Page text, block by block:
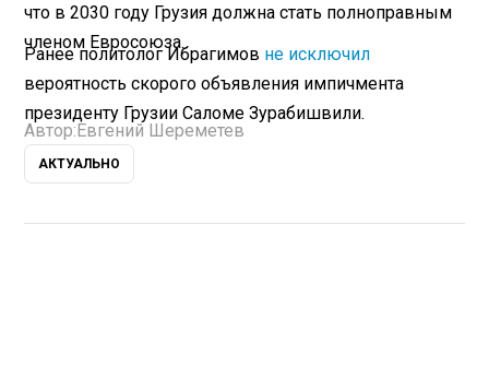
что в 2030 году Грузия должна стать полноправным
членом Евросоюза.
Ранее политолог Ибрагимов не исключил
вероятность скорого объявления импичмента
президенту Грузии Саломе Зурабишвили.
Автор: Евгений Шереметев
АКТУАЛЬНО